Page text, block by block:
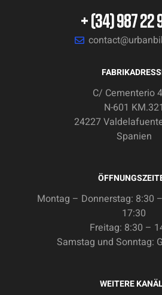
+ (34) 987 22
C/ Cementerio
N-601 KM.321
24227
Spanien
Montag – Donnerstag: 8:30
17:30
Freitag: 8:30 –
Samstag und Sonntag:
WEITERE